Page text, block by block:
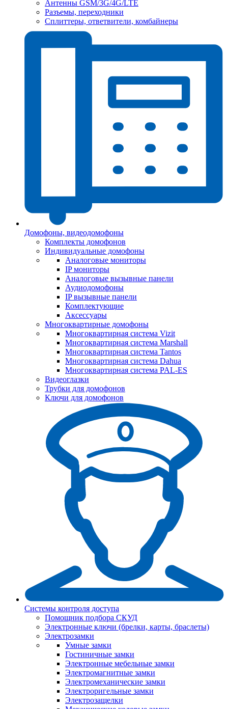
Антенны GSM/3G/4G/LTE
Разъемы, переходники
Сплиттеры, ответвители, комбайнеры
Домофоны, видеодомофоны
Комплекты домофонов
Индивидуальные домофоны
Аналоговые мониторы
IP мониторы
Аналоговые вызывные панели
Аудиодомофоны
IP вызывные панели
Комплектующие
Аксессуары
Многоквартирные домофоны
Многоквартирная система Vizit
Многоквартирная система Marshall
Многоквартирная система Tantos
Многоквартирная система Dahua
Многоквартирная система PAL-ES
Видеоглазки
Трубки для домофонов
Ключи для домофонов
Системы контроля доступа
Помощник подбора СКУД
Электронные ключи (брелки, карты, браслеты)
Электрозамки
Умные замки
Гостиничные замки
Электронные мебельные замки
Электромагнитные замки
Электромеханические замки
Электроригельные замки
Электрозащелки